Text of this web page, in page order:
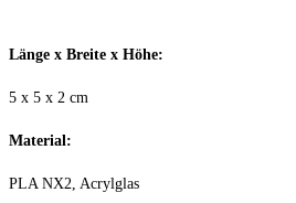
Länge x Breite x Höhe:
5 x 5 x 2 cm
Material:
PLA NX2, Acrylglas